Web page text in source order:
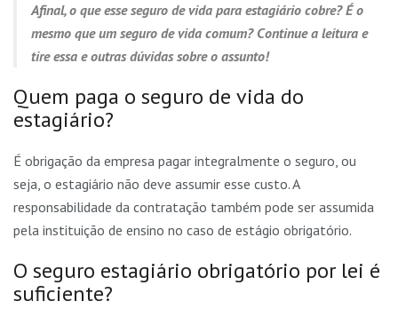
Afinal, o que esse seguro de vida para estagiário cobre? É o
mesmo que um seguro de vida comum? Continue a leitura e
tire essa e outras dúvidas sobre o assunto!
Quem paga o seguro de vida do
estagiário?
É obrigação da empresa pagar integralmente o seguro, ou
seja, o estagiário não deve assumir esse custo. A
responsabilidade da contratação também pode ser assumida
pela instituição de ensino no caso de estágio obrigatório.
O seguro estagiário obrigatório por lei é
suficiente?